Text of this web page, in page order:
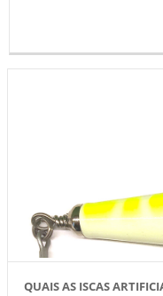
QUAIS AS ISCAS